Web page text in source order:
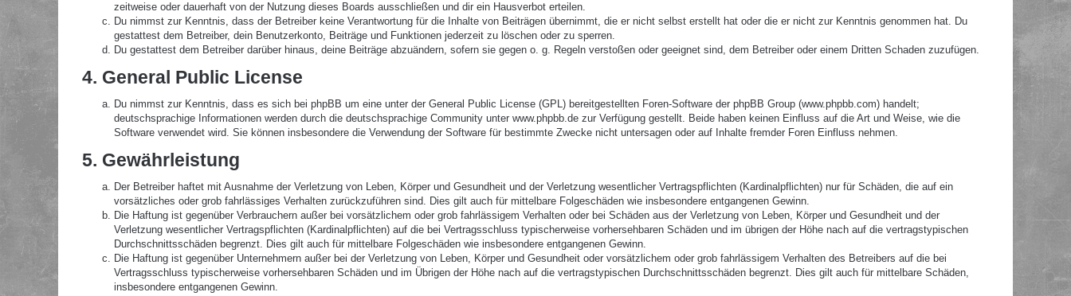
zeitweise oder dauerhaft von der Nutzung dieses Boards ausschließen und dir ein Hausverbot erteilen.
Du nimmst zur Kenntnis, dass der Betreiber keine Verantwortung für die Inhalte von Beiträgen übernimmt, die er nicht selbst erstellt hat oder die er nicht zur Kenntnis genommen hat. Du
gestattest dem Betreiber, dein Benutzerkonto, Beiträge und Funktionen jederzeit zu löschen oder zu sperren.
Du gestattest dem Betreiber darüber hinaus, deine Beiträge abzuändern, sofern sie gegen o. g. Regeln verstoßen oder geeignet sind, dem Betreiber oder einem Dritten Schaden zuzufügen.
4. General Public License
Du nimmst zur Kenntnis, dass es sich bei phpBB um eine unter der General Public License (GPL) bereitgestellten Foren-Software der phpBB Group (www.phpbb.com) handelt;
deutschsprachige Informationen werden durch die deutschsprachige Community unter www.phpbb.de zur Verfügung gestellt. Beide haben keinen Einfluss auf die Art und Weise, wie die
Software verwendet wird. Sie können insbesondere die Verwendung der Software für bestimmte Zwecke nicht untersagen oder auf Inhalte fremder Foren Einfluss nehmen.
5. Gewährleistung
Der Betreiber haftet mit Ausnahme der Verletzung von Leben, Körper und Gesundheit und der Verletzung wesentlicher Vertragspflichten (Kardinalpflichten) nur für Schäden, die auf ein
vorsätzliches oder grob fahrlässiges Verhalten zurückzuführen sind. Dies gilt auch für mittelbare Folgeschäden wie insbesondere entgangenen Gewinn.
Die Haftung ist gegenüber Verbrauchern außer bei vorsätzlichem oder grob fahrlässigem Verhalten oder bei Schäden aus der Verletzung von Leben, Körper und Gesundheit und der
Verletzung wesentlicher Vertragspflichten (Kardinalpflichten) auf die bei Vertragsschluss typischerweise vorhersehbaren Schäden und im übrigen der Höhe nach auf die vertragstypischen
Durchschnittsschäden begrenzt. Dies gilt auch für mittelbare Folgeschäden wie insbesondere entgangenen Gewinn.
Die Haftung ist gegenüber Unternehmern außer bei der Verletzung von Leben, Körper und Gesundheit oder vorsätzlichem oder grob fahrlässigem Verhalten des Betreibers auf die bei
Vertragsschluss typischerweise vorhersehbaren Schäden und im Übrigen der Höhe nach auf die vertragstypischen Durchschnittsschäden begrenzt. Dies gilt auch für mittelbare Schäden,
insbesondere entgangenen Gewinn.